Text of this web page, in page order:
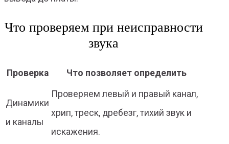
Что проверяем при неисправности
звука
Проверка Что позволяет определить
Динамики
и каналы
Проверяем левый и правый канал,
хрип, треск, дребезг, тихий звук и
искажения.